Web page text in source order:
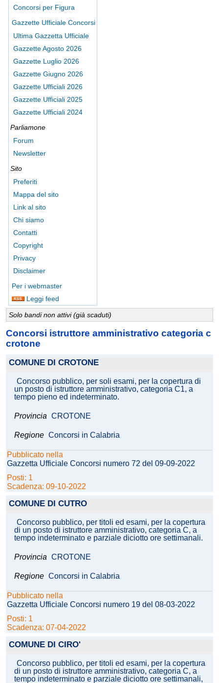
Concorsi per Figura
Gazzette Ufficiale Concorsi
Ultima Gazzetta Ufficiale
Gazzette Agosto 2026
Gazzette Luglio 2026
Gazzette Giugno 2026
Gazzette Ufficiali 2026
Gazzette Ufficiali 2025
Gazzette Ufficiali 2024
Parliamone
Forum
Newsletter
Sito
Preferiti
Mappa del sito
Link al sito
Chi siamo
Contatti
Copyright
Privacy
Disclaimer
Per i webmaster
Leggi feed
Solo bandi non attivi (già scaduti)
Concorsi istruttore amministrativo categoria c
crotone
COMUNE DI CROTONE
Concorso pubblico, per soli esami, per la copertura di
un posto di istruttore amministrativo, categoria C1, a
tempo pieno ed indeterminato.
Provincia CROTONE
Regione Concorsi in Calabria
Pubblicato nella
Gazzetta Ufficiale Concorsi numero 72 del 09-09-2022
Posti: 1
Scadenza: 09-10-2022
COMUNE DI CUTRO
Concorso pubblico, per titoli ed esami, per la copertura
di un posto di istruttore amministrativo, categoria C, a
tempo indeterminato e parziale diciotto ore settimanali.
Provincia CROTONE
Regione Concorsi in Calabria
Pubblicato nella
Gazzetta Ufficiale Concorsi numero 19 del 08-03-2022
Posti: 1
Scadenza: 07-04-2022
COMUNE DI CIRO'
Concorso pubblico, per titoli ed esami, per la copertura
di un posto di istruttore amministrativo, categoria C, a
tempo indeterminato e parziale diciotto ore settimanali,